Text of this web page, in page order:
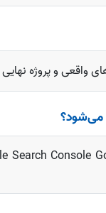
واقعی و پروژه
می‌شود؟